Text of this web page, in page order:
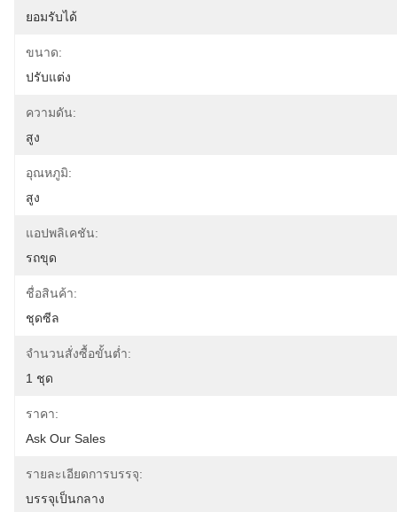
ยอมรับได้
ขนาด:
ปรับแต่ง
ความดัน:
สูง
อุณหภูมิ:
สูง
แอปพลิเคชัน:
รถขุด
ชื่อสินค้า:
ชุดซีล
จำนวนสั่งซื้อขั้นต่ำ:
1 ชุด
ราคา:
Ask Our Sales
รายละเอียดการบรรจุ:
บรรจุเป็นกลาง